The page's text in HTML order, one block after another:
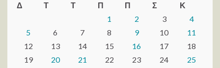
Δ
Τ Τ Π Π Σ
Κ
1
2 3
4
5
6 7 8 9 10
11
12
13 14 15 16 17
18
19
20 21 22 23 24
25